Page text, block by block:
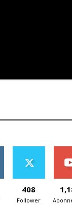
408
Follower